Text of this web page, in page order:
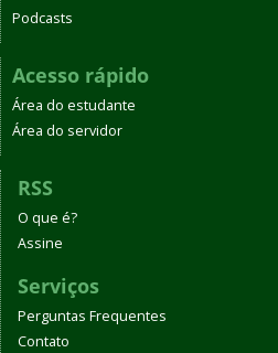
Podcasts
Acesso rápido
Área do estudante
Área do servidor
RSS
O que é?
Assine
Serviços
Perguntas Frequentes
Contato